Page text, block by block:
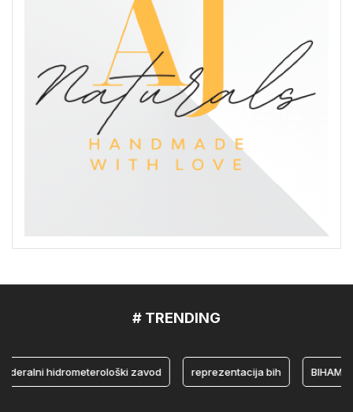
# TRENDING
hidrometerološki zavod reprezentacija bih BIHAMK